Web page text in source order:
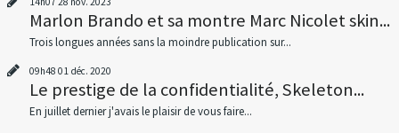
Marlon Brando et sa montre Marc Nicolet skin...
Trois longues années sans la moindre publication sur...
09h48 01 déc. 2020
Le prestige de la confidentialité, Skeleton...
En juillet dernier j'avais le plaisir de vous faire...